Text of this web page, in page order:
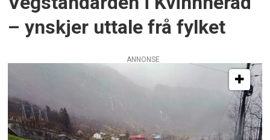
– ynskjer uttale frå fylket
ANNONSE